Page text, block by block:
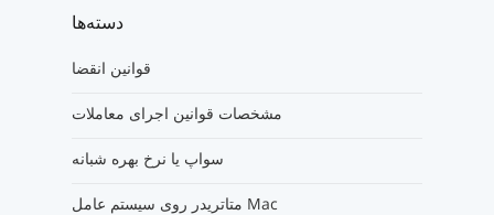
دسته‌ها
قوانین انقضا
مشخصات قوانین اجرای معاملات
سواپ یا نرخ بهره شبانه
متاتریدر روی سیستم عامل Mac